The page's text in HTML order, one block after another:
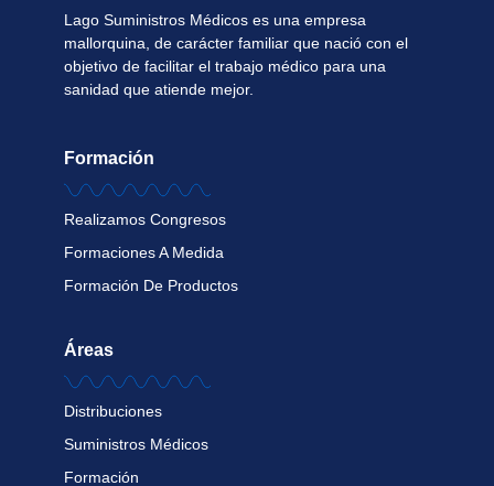
Lago Suministros Médicos es una empresa
mallorquina, de carácter familiar que nació con el
objetivo de facilitar el trabajo médico para una
sanidad que atiende mejor.
Formación
Realizamos Congresos
Formaciones A Medida
Formación De Productos
Áreas
Distribuciones
Suministros Médicos
Formación